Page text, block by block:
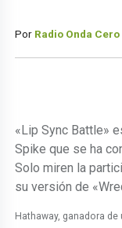
Por Radio Onda Cero
«Lip Sync Battle»
Spike que se ha
Solo miren la
su versión de
Hathaway, ganadora